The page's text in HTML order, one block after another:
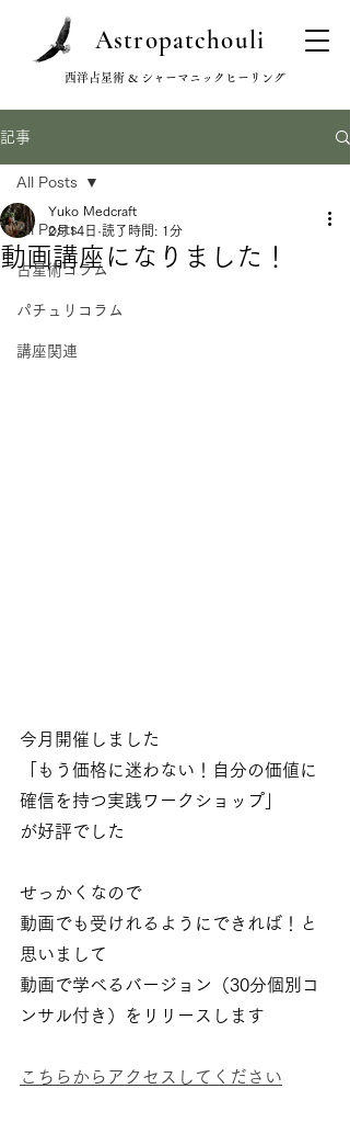
Astropatchouli
西洋占星術 & シャーマニックヒーリング
記事
All Posts
占星術コラム
パチュリコラム
講座関連
All Posts
動画講座になりました！
Yuko Medcraft
2月14日 読了時間: 1分
今月開催しました
「もう価格に迷わない！自分の価値に
確信を持つ実践ワークショップ」
が好評でした
せっかくなので
動画でも受けれるようにできれば！と
思いまして
動画で学べるバージョン（30分個別コ
ンサル付き）をリリースします
こちらからアクセスしてください